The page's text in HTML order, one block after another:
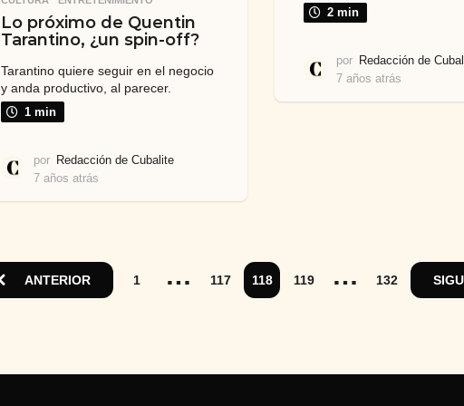
2 min
por Redacción de
7 años atrás
Lo próximo de Quentin
Tarantino, ¿un spin-off?
Tarantino quiere seguir en el negocio
y anda productivo, al parecer.
1 min
por Redacción de Cubalite
7 años atrás
a
r
ANTERIOR 1 … 117 118 119 … 132